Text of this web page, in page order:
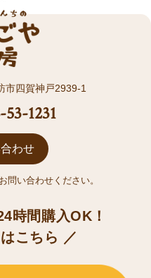
市四賀神戸2939-1
1231
わせ
問い合わせください。
時間購入OK！
こちら ／